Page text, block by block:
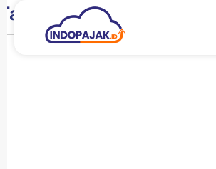
Tag: self assesement